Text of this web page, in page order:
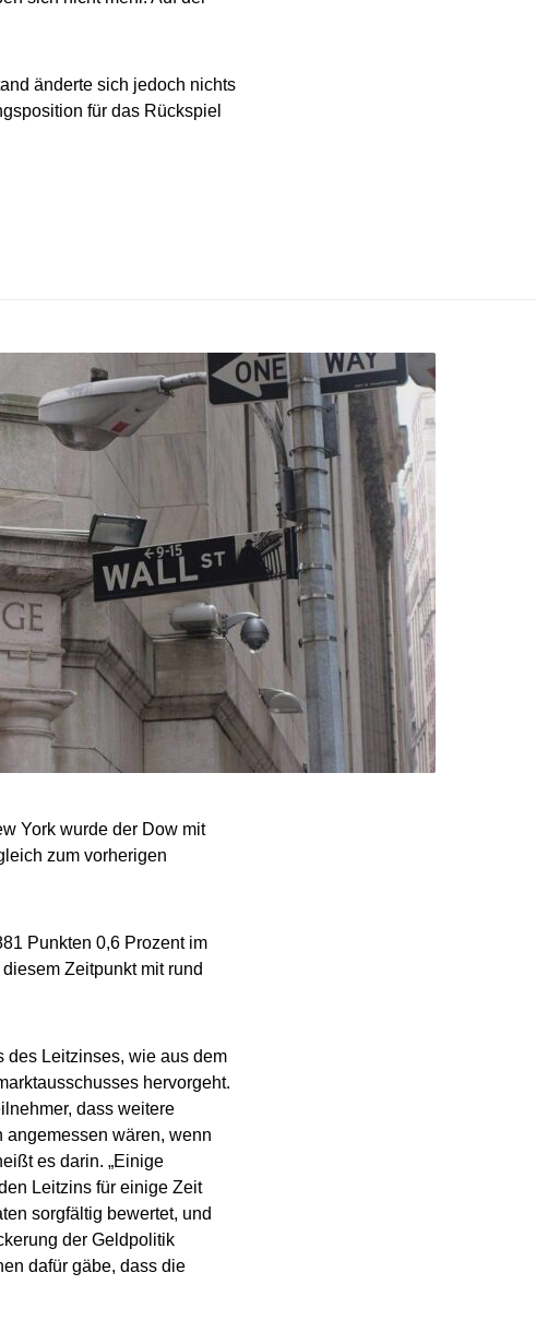
änderte sich jedoch nichts
für das Rückspiel
York wurde der Dow mit
zum vorherigen
Punkten 0,6 Prozent im
Zeitpunkt mit rund
des Leitzinses, wie aus dem
hervorgeht.
dass weitere
wären, wenn
es darin. „Einige
Leitzins für einige Zeit
sorgfältig bewertet, und
der Geldpolitik
dafür gäbe, dass die